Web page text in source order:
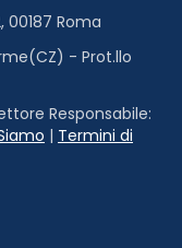
00187 Roma
- Prot.llo
Responsabile:
| Termini di